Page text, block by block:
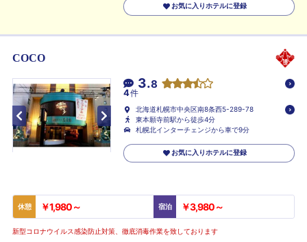
お気に入りホテルに登録
COCO
3.8
4件
北海道札幌市中央区南8条西5-289-78
東本願寺前駅から徒歩4分
札幌北インターチェンジから車で9分
お気に入りホテルに登録
休憩 ￥1,980～ 宿泊 ￥3,980～
新型コロナウイルス感染防止対策、徹底消毒作業を致しております